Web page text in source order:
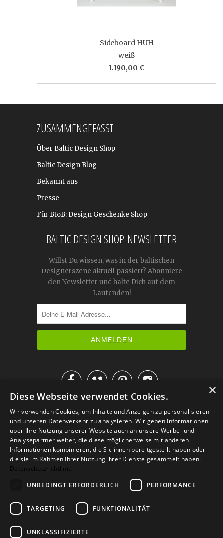
Sideboard HUH
weiß
1.190,00 €
ZUSAMMENGEFASST
Über Baltic Design Shop
Baltic Design Blog
Bekannt aus
Presse
Für BtoB: Design Geschenke Shop
BALTIC DESIGN SHOP-NEWSLETTER
Willst Du wissen, was in der baltischen
Designerszene aktuell passiert? Abonniere
den Newsletter und halte Dich auf dem
Laufenden!

IM KATALOG BLÄTTERN
Versand Zahlarten
Retoure
Widerrufsformular
×
Diese Webseite verwendet Cookies.
Wir verwenden Cookies, um Inhalte und Anzeigen zu personalisieren
und unseren Datenverkehr zu analysieren. Wir geben Informationen
über Ihre Nutzung unserer Website auch an unsere Werbe- und
Analysepartner weiter, die diese möglicherweise mit anderen
Informationen kombinieren, die Sie ihnen bereitgestellt haben oder
die sie im Rahmen Ihrer Nutzung ihrer Dienste gesammelt haben.
Datenschutzrichtlinie
UNBEDINGT ERFORDERLICH
PERFORMANCE
TARGETING FUNKTIONALITÄT
UNKLASSIFIZIERTE